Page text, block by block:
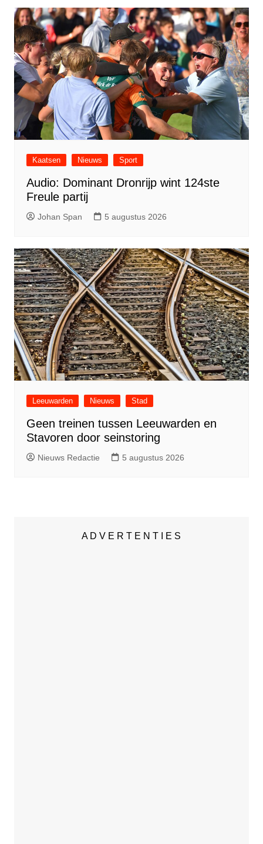
Kaatsen Nieuws Sport
Audio: Dominant Dronrijp wint 124ste
Freule partij
Johan Span 5 augustus 2026
Leeuwarden Nieuws Stad
Geen treinen tussen Leeuwarden en
Stavoren door seinstoring
Nieuws Redactie 5 augustus 2026
A D V E R T E N T I E S